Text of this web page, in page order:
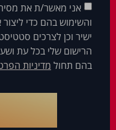
אני מאשר/ת את
והשימוש בהם כדי
ישיר וכן לצרכים
הרישום שלי בכל עת
בהם תחול מדיניות